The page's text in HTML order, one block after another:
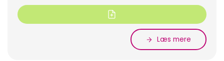
Læs mere